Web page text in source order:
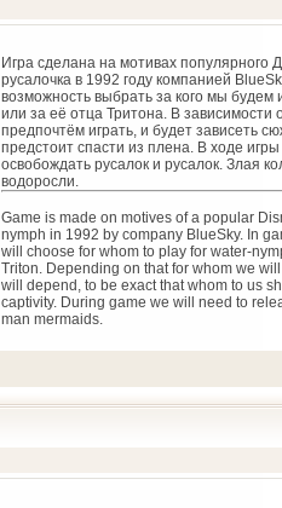
Игра сделана на мотивах популярного
русалочка в 1992 году компанией
возможность выбрать за кого мы будем
или за её отца Тритона. В зависимости
предпочтём играть, и будет зависеть
предстоит спасти из плена. В ходе
освобождать русалок и русалок. Злая
водоросли.
Game is made on motives of a popular
nymph in 1992 by company BlueSky. In
will choose for whom to play for water-
Triton. Depending on that for whom we
will depend, to be exact that whom to us
captivity. During game we will need to
man mermaids.